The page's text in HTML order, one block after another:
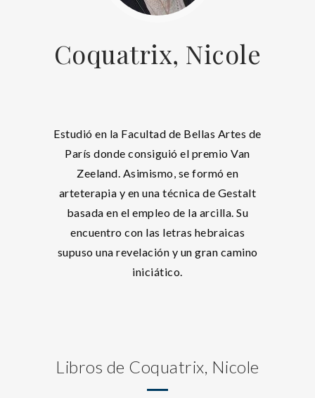
Coquatrix, Nicole
Estudió en la Facultad de Bellas Artes de
París donde consiguió el premio Van
Zeeland. Asimismo, se formó en
arteterapia y en una técnica de Gestalt
basada en el empleo de la arcilla. Su
encuentro con las letras hebraicas
supuso una revelación y un gran camino
iniciático.
Libros de Coquatrix, Nicole